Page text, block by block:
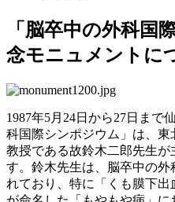
「脳卒中の外科国
念モニュメントに
1987年5月 24日から27日まで
科国際シンポジウム」は、
教授である故鈴木二郎先生
す。鈴木先生は、脳卒中の
れており、特に「くも膜下